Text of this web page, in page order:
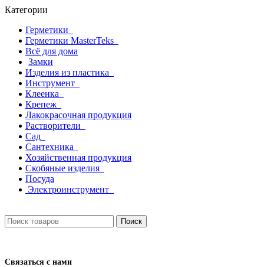
Категории
Герметики
Герметики MasterTeks
Всё для дома
Замки
Изделия из пластика
Инструмент
Клеенка
Крепеж
Лакокрасочная продукция
Растворители
Сад
Сантехника
Хозяйственная продукция
Скобяные изделия
Посуда
Электроинструмент
Поиск
Связаться с нами